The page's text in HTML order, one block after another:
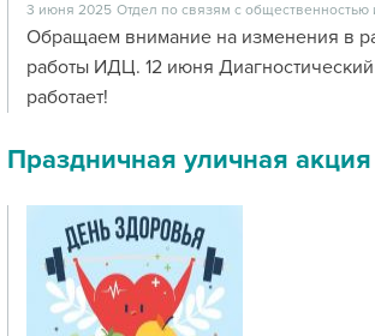
3 июня 2025 Отдел по связям с общественностью
Обращаем внимание на изменения в
работы ИДЦ. 12 июня
работает!
Праздничная уличная акция